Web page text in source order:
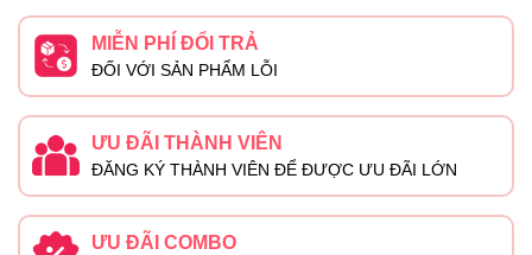
MIỄN PHÍ ĐỔI TRẢ
ĐỐI VỚI SẢN PHẨM LỖI
ƯU ĐÃI THÀNH VIÊN
ĐĂNG KÝ THÀNH VIÊN ĐỂ ĐƯỢC ƯU ĐÃI LỚN
ƯU ĐÃI COMBO